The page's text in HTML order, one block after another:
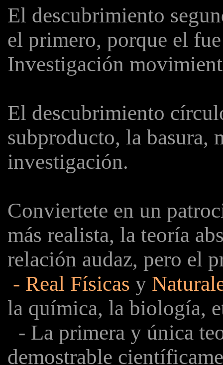
El descubrimiento
el primero, porque el
Investigación
El descubrimiento
subproducto, la basura,
investigación.
Conviertete en un
más realista, la teoría
relación audaz, pero el
- Real Físicas y
la química, la biología,
- La primera y única
demostrable